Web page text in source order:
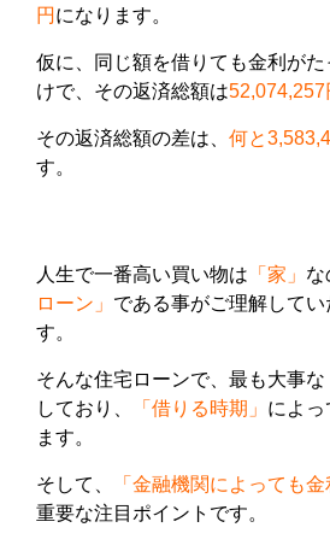
円 になります。
仮に、同じ額を借りても金利がた
けで、その返済総額は52,074,257
その返済総額の差は、 何と
す。
人生で一番高い買い物は 「家」 な
ローン」 である事がご理解してい
す。
そんな住宅ローンで、最も大事な
しており、
「借りる時期」 によっ
ます。
そして、 「金融機関によっても金
重要な注目ポイントです。